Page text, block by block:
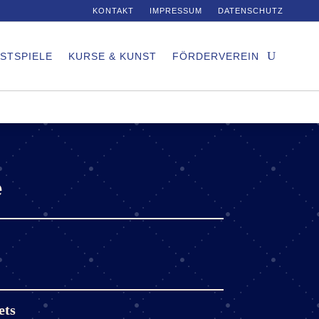
KONTAKT IMPRESSUM DATENSCHUTZ
KURSE & KUNST FÖRDERVEREIN